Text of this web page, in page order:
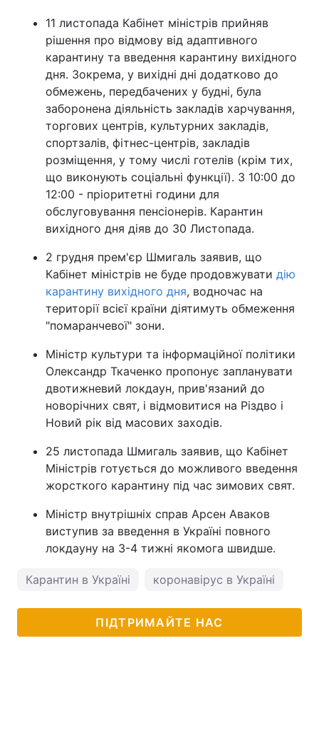
11 листопада Кабінет міністрів прийняв
рішення про відмову від адаптивного
карантину та введення карантину вихідного
дня. Зокрема, у вихідні дні додатково до
обмежень, передбачених у будні, була
заборонена діяльність закладів харчування,
торгових центрів, культурних закладів,
спортзалів, фітнес-центрів, закладів
розміщення, у тому числі готелів (крім тих,
що виконують соціальні функції). З 10:00 до
12:00 - пріоритетні години для
обслуговування пенсіонерів. Карантин
вихідного дня діяв до 30 Листопада.
2 грудня прем'єр Шмигаль заявив, що
Кабінет міністрів не буде продовжувати дію
карантину вихідного дня, водночас на
території всієї країни діятимуть обмеження
"помаранчевої" зони.
Міністр культури та інформаційної політики
Олександр Ткаченко пропонує запланувати
двотижневий локдаун, прив'язаний до
новорічних свят, і відмовитися на Різдво і
Новий рік від масових заходів.
25 листопада Шмигаль заявив, що Кабінет
Міністрів готується до можливого введення
жорсткого карантину під час зимових свят.
Міністр внутрішніх справ Арсен Аваков
виступив за введення в Україні повного
локдауну на 3-4 тижні якомога швидше.
Карантин в Україні коронавірус в Україні
ПІДТРИМАЙТЕ НАС